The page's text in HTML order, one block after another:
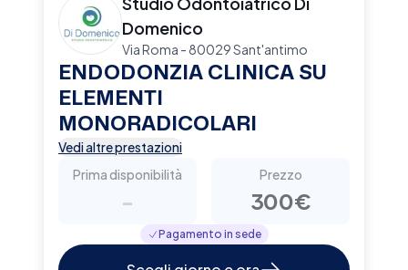
Domenico
Via Roma - 80029 Sant'antimo
ENDODONZIA CLINICA SU
ELEMENTI
MONORADICOLARI
Vedi altre prestazioni
Prima disponibilità
-
Prezzo
300€
Pagamento in sede